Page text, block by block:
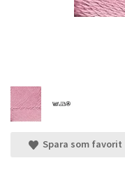
Spara som favorit